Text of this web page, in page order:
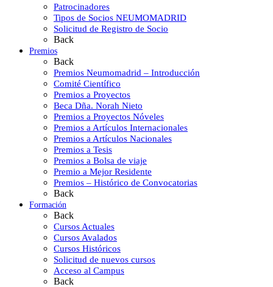
Patrocinadores
Tipos de Socios NEUMOMADRID
Solicitud de Registro de Socio
Back
Premios
Back
Premios Neumomadrid – Introducción
Comité Científico
Premios a Proyectos
Beca Dña. Norah Nieto
Premios a Proyectos Nóveles
Premios a Artículos Internacionales
Premios a Artículos Nacionales
Premios a Tesis
Premios a Bolsa de viaje
Premio a Mejor Residente
Premios – Histórico de Convocatorias
Back
Formación
Back
Cursos Actuales
Cursos Avalados
Cursos Históricos
Solicitud de nuevos cursos
Acceso al Campus
Back